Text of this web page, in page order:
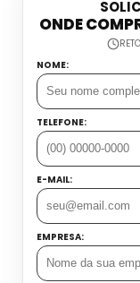
Seladora
Seladora De
Seladora De
Balança
Balança
Balança Multi
Datador
Datador Para
Datador
Datadora
Datador Cetro
ONDE
NOME:
TELEFONE:
E-MAIL:
EMPRESA: